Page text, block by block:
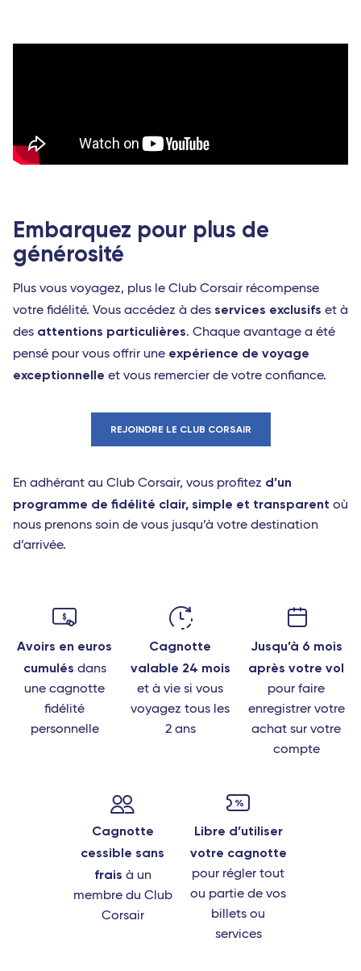
Embarquez pour plus de
générosité
Plus vous voyagez, plus le Club Corsair récompense
votre fidélité. Vous accédez à des services exclusifs et à
des attentions particulières. Chaque avantage a été
pensé pour vous offrir une expérience de voyage
exceptionnelle et vous remercier de votre confiance.
REJOINDRE LE CLUB CORSAIR
En adhérant au Club Corsair, vous profitez d’un
programme de fidélité clair, simple et transparent où
nous prenons soin de vous jusqu’à votre destination
d’arrivée.
Avoirs en euros
cumulés dans
une cagnotte
fidélité
personnelle
Cagnotte
valable 24 mois
et à vie si vous
voyagez tous les
2 ans
Jusqu’à 6 mois
après votre vol
pour faire
enregistrer votre
achat sur votre
compte
Cagnotte
cessible sans
frais à un
membre du Club
Corsair
Libre d’utiliser
votre cagnotte
pour régler tout
ou partie de vos
billets ou
services